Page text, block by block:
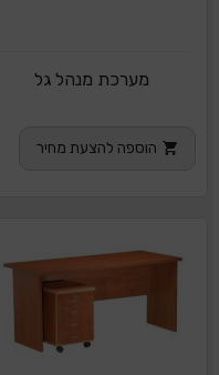
מערכת מנהל גל
הוספה להצעת מחיר